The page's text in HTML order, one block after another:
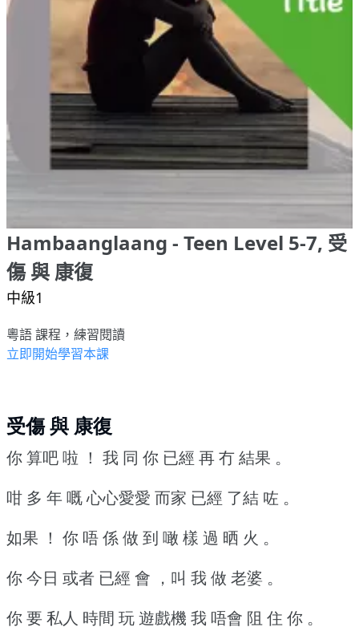
Hambaanglaang - Teen Level 5-7, 受
傷 與 康復
中級1
粵語 課程，練習閱讀
立即開始學習本課
受傷 與 康復
你 算吧 啦 ！ 我 同 你 已經 再 冇 結果 。
咁 多 年 嘅 心心愛愛 而家 已經 了結 咗 。
如果 ！ 你 唔 係 做 到 噉 樣 過 晒 火 。
你 今日 或者 已經 會 ，叫 我 做 老婆 。
你 要 私人 時間 玩 遊戲機 我 唔會 阻 住 你 。